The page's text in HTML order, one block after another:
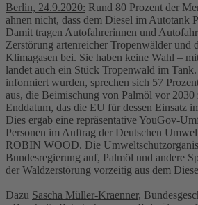
Berlin, 24.9.2020: Rund 80 Prozent der
ahnen nicht, dass dem Diesel im Autotank
Damit tragen Autofahrerinnen und
Zerstörung artenreicher Tropenwälder und
Klimagasen bei. Sie haben keine Wahl –
landet auch ein Stück Tropenwald im
informiert wurden, sprechen sich 57
aus, die Beimischung von Palmöl vor 2030
Enddatum, das die EU für dessen Einsatz
Dies ergab eine repräsentative YouGov-
Personen im Auftrag der Deutschen
ROBIN WOOD. Die
Bundesregierung auf, Palmöl und andere
der Waldzerstörung vorzeitig aus dem
Dazu Sascha Müller-Kraenner,